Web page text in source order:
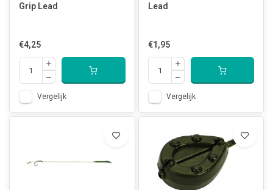
Grip Lead
€4,25
Vergelijk
Lead
€1,95
Vergelijk